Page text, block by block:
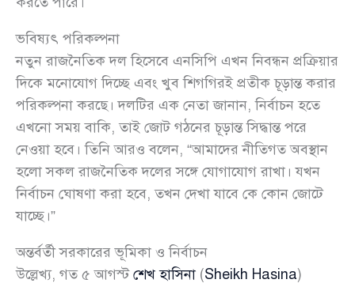
ভবিষ্যৎ পরিকল্পনা
নতুন রাজনৈতিক দল হিসেবে এনসিপি এখন নিবন্ধন প্রক্রিয়ার
দিকে মনোযোগ দিচ্ছে এবং খুব শিগগিরই প্রতীক চূড়ান্ত করার
পরিকল্পনা করছে। দলটির এক নেতা জানান, নির্বাচন হতে
এখনো সময় বাকি, তাই জোট গঠনের চূড়ান্ত সিদ্ধান্ত পরে
নেওয়া হবে। তিনি আরও বলেন, “আমাদের নীতিগত অবস্থান
হলো সকল রাজনৈতিক দলের সঙ্গে যোগাযোগ রাখা। যখন
নির্বাচন ঘোষণা করা হবে, তখন দেখা যাবে কে কোন জোটে
যাচ্ছে।”
অন্তর্বর্তী সরকারের ভূমিকা ও নির্বাচন
উল্লেখ্য, গত ৫ আগস্টশেখ হাসিনা (Sheikh Hasina)